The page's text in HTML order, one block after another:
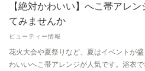
【絶対かわいい】へこ帯アレ
てみませんか
ビューティー情報
花火大会や夏祭りなど、夏はイベントが
わいいへこ帯アレンジが人気です。浴衣